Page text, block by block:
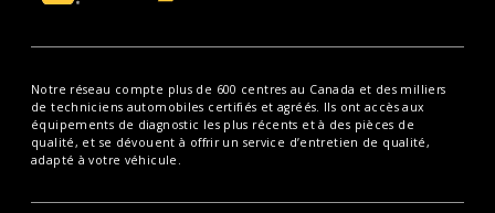
Notre réseau compte plus de 600 centres au Canada et des milliers
de techniciens automobiles certifiés et agréés. Ils ont accès aux
équipements de diagnostic les plus récents et à des pièces de
qualité, et se dévouent à offrir un service d’entretien de qualité,
adapté à votre véhicule.